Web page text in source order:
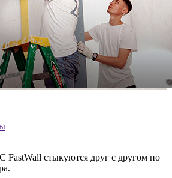
стыкуются друг с другом по